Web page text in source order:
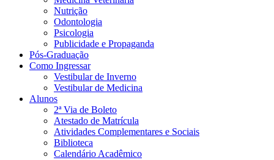
Nutrição
Odontologia
Psicologia
Publicidade e Propaganda
Pós-Graduação
Como Ingressar
Vestibular de Inverno
Vestibular de Medicina
Alunos
2ª Via de Boleto
Atestado de Matrícula
Atividades Complementares e Sociais
Biblioteca
Calendário Acadêmico